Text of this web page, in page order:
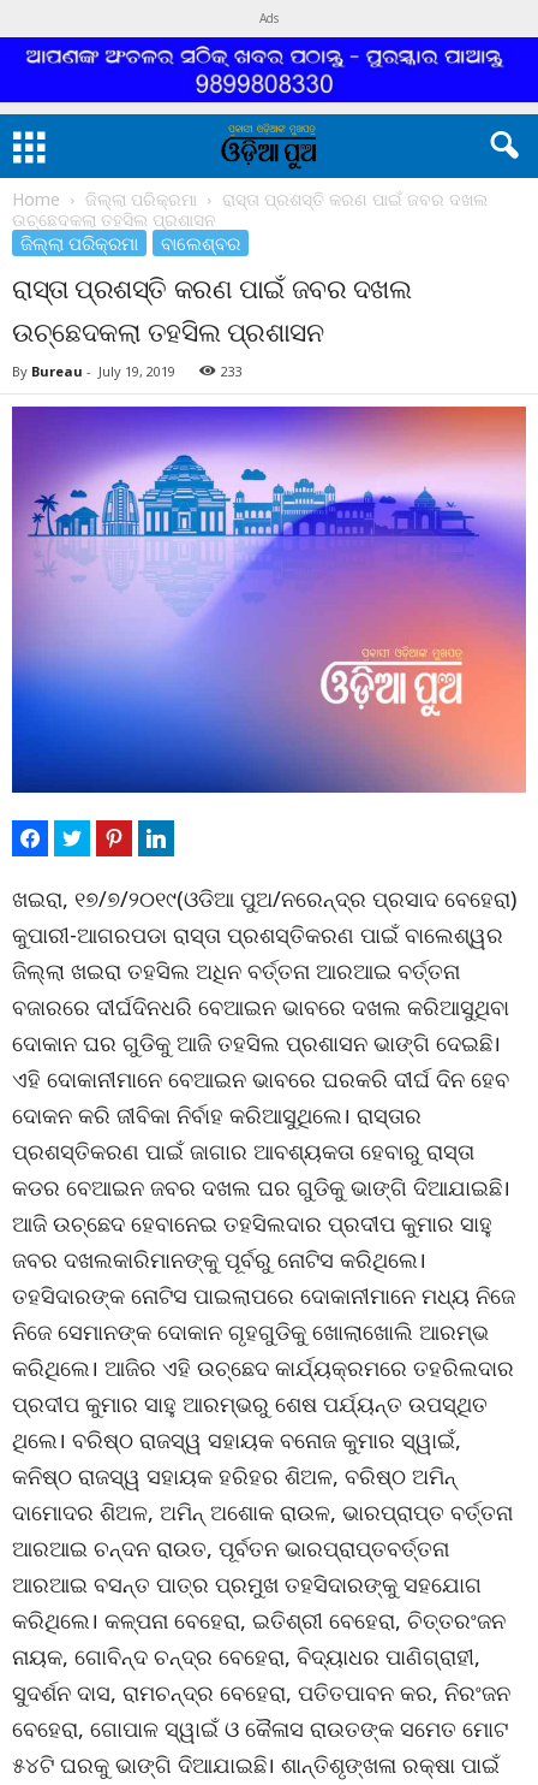
Ads
Home ଜିଲ୍ଲା ପରିକ୍ରମା
ରାସ୍ତା ପ୍ରଶସ୍ତି କରଣ ପାଇଁ ଜବର ଦଖଲ
ଉଚ୍ଛେଦକଲା ତହସିଲ ପ୍ରଶାସନ
ଜିଲ୍ଲା ପରିକ୍ରମା ବାଲେଶ୍ବର
ରାସ୍ତା ପ୍ରଶସ୍ତି କରଣ ପାଇଁ ଜବର ଦଖଲ
ଉଚ୍ଛେଦକଲା ତହସିଲ ପ୍ରଶାସନ
By Bureau - July 19, 2019 233
ଖଇରା, ୧୭/୭/୨୦୧୯(ଓଡିଆ ପୁଅ/ନରେନ୍ଦ୍ର ପ୍ରସାଦ ବେହେରା)
କୁପାରୀ-ଆଗରପଡା ରାସ୍ତା ପ୍ରଶସ୍ତିକରଣ ପାଇଁ ବାଲେଶ୍ୱର
ଜିଲ୍ଲା ଖଇରା ତହସିଲ ଅଧିନ ବର୍ତ୍ତନା ଆରଆଇ ବର୍ତ୍ତନା
ବଜାରରେ ଦୀର୍ଘଦିନଧରି ବେଆଇନ ଭାବରେ ଦଖଲ କରିଆସୁଥିବା
ଦୋକାନ ଘର ଗୁଡିକୁ ଆଜି ତହସିଲ ପ୍ରଶାସନ ଭାଙ୍ଗି ଦେଇଛି।
ଏହି ଦୋକାନୀମାନେ ବେଆଇନ ଭାବରେ ଘରକରି ଦୀର୍ଘ ଦିନ ହେବ
ଦୋକନ କରି ଜୀବିକା ନିର୍ବାହ କରିଆସୁଥିଲେ। ରାସ୍ତାର
ପ୍ରଶସ୍ତିକରଣ ପାଇଁ ଜାଗାର ଆବଶ୍ୟକତା ହେବାରୁ ରାସ୍ତା
କଡର ବେଆଇନ ଜବର ଦଖଲ ଘର ଗୁଡିକୁ ଭାଙ୍ଗି ଦିଆଯାଇଛି।
ଆଜି ଉଚ୍ଛେଦ ହେବାନେଇ ତହସିଲଦାର ପ୍ରଦୀପ କୁମାର ସାହୁ
ଜବର ଦଖଲକାରିମାନଙ୍କୁ ପୂର୍ବରୁ ନୋଟିସ କରିଥିଲେ।
ତହସିଦାରଙ୍କ ନୋଟିସ ପାଇଲାପରେ ଦୋକାନୀମାନେ ମଧ୍ୟ ନିଜେ
ନିଜେ ସେମାନଙ୍କ ଦୋକାନ ଗୃହଗୁଡିକୁ ଖୋଲାଖୋଲି ଆରମ୍ଭ
କରିଥିଲେ। ଆଜିର ଏହି ଉଚ୍ଛେଦ କାର୍ଯ୍ୟକ୍ରମରେ ତହରିଲଦାର
ପ୍ରଦୀପ କୁମାର ସାହୁ ଆରମ୍ଭରୁ ଶେଷ ପର୍ଯ୍ୟନ୍ତ ଉପସ୍ଥିତ
ଥିଲେ। ବରିଷ୍ଠ ରାଜସ୍ୱ ସହାୟକ ବନୋଜ କୁମାର ସ୍ୱାଇଁ,
କନିଷ୍ଠ ରାଜସ୍ୱ ସହାୟକ ହରିହର ଶିଅଳ, ବରିଷ୍ଠ ଅମିନ୍
ଦାମୋଦର ଶିଅଳ, ଅମିନ୍ ଅଶୋକ ରାଉଳ, ଭାରପ୍ରାପ୍ତ ବର୍ତ୍ତନା
ଆରଆଇ ଚନ୍ଦନ ରାଉତ, ପୂର୍ବତନ ଭାରପ୍ରାପ୍ତବର୍ତ୍ତନା
ଆରଆଇ ବସନ୍ତ ପାତ୍ର ପ୍ରମୁଖ ତହସିଦାରଙ୍କୁ ସହଯୋଗ
କରିଥିଲେ। କଳ୍ପନା ବେହେରା, ଇତିଶ୍ରୀ ବେହେରା, ଚିତ୍ତରଂଜନ
ନାୟକ, ଗୋବିନ୍ଦ ଚନ୍ଦ୍ର ବେହେରା, ବିଦ୍ୟାଧର ପାଣିଗ୍ରାହୀ,
ସୁଦର୍ଶନ ଦାସ, ରାମଚନ୍ଦ୍ର ବେହେରା, ପତିତପାବନ କର, ନିରଂଜନ
ବେହେରା, ଗୋପାଳ ସ୍ୱାଇଁ ଓ କୈଳାସ ରାଉତଙ୍କ ସମେତ ମୋଟ
୫୪ଟି ଘରକୁ ଭାଙ୍ଗି ଦିଆଯାଇଛି। ଶାନ୍ତିଶୃଙ୍ଖଳା ରକ୍ଷା ପାଇଁ